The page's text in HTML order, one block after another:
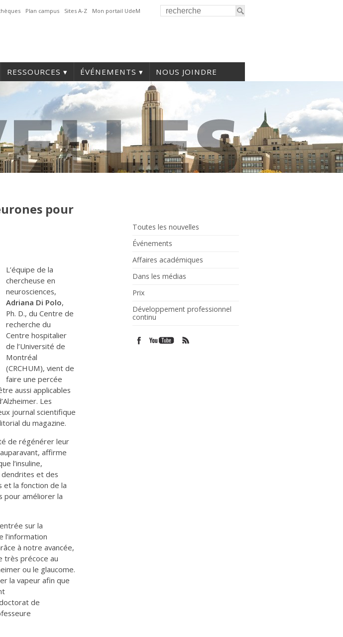
Plan campus Sites A-Z Mon portail UdeM
RESSOURCES ÉVÉNEMENTS NOUS JOINDRE
Toutes les nouvelles
Événements
Affaires académiques
Dans les médias
Prix
Développement professionnel
continu
pour
L’équipe de la
chercheuse en
neurosciences,
Adriana Di Polo,
Ph. D., du Centre de
recherche du
Centre hospitalier
de l’Université de
Montréal
(CRCHUM), vient de
faire une percée
aussi applicables
Les
journal scientifique
du magazine.
de régénérer leur
affirme
l’insuline,
et des
et la fonction de la
pour améliorer la
sur la
l’information
à notre avancée,
très précoce au
ou le glaucome.
la vapeur afin que
de